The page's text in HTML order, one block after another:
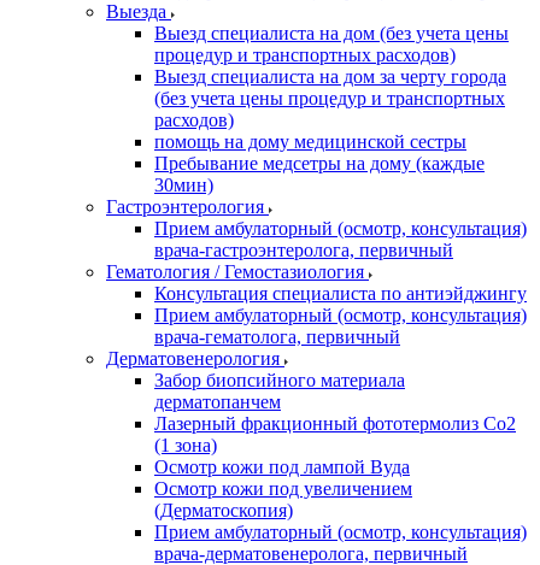
Выезда
Выезд специалиста на дом (без учета цены
процедур и транспортных расходов)
Выезд специалиста на дом за черту города
(без учета цены процедур и транспортных
расходов)
помощь на дому медицинской сестры
Пребывание медсетры на дому (каждые
30мин)
Гастроэнтерология
Прием амбулаторный (осмотр, консультация)
врача-гастроэнтеролога, первичный
Гематология / Гемостазиология
Консультация специалиста по антиэйджингу
Прием амбулаторный (осмотр, консультация)
врача-гематолога, первичный
Дерматовенерология
Забор биопсийного материала
дерматопанчем
Лазерный фракционный фототермолиз Со2
(1 зона)
Осмотр кожи под лампой Вуда
Осмотр кожи под увеличением
(Дерматоскопия)
Прием амбулаторный (осмотр, консультация)
врача-дерматовенеролога, первичный